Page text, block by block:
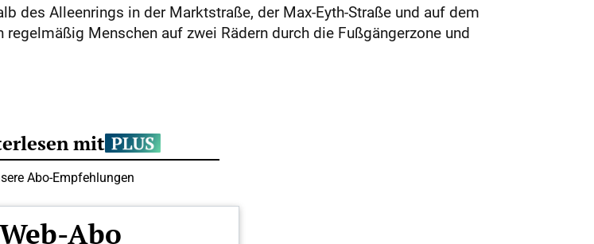
des Alleenrings in der Marktstraße, der Max-Eyth-Straße und auf dem
Menschen auf zwei Rädern durch die Fußgängerzone und